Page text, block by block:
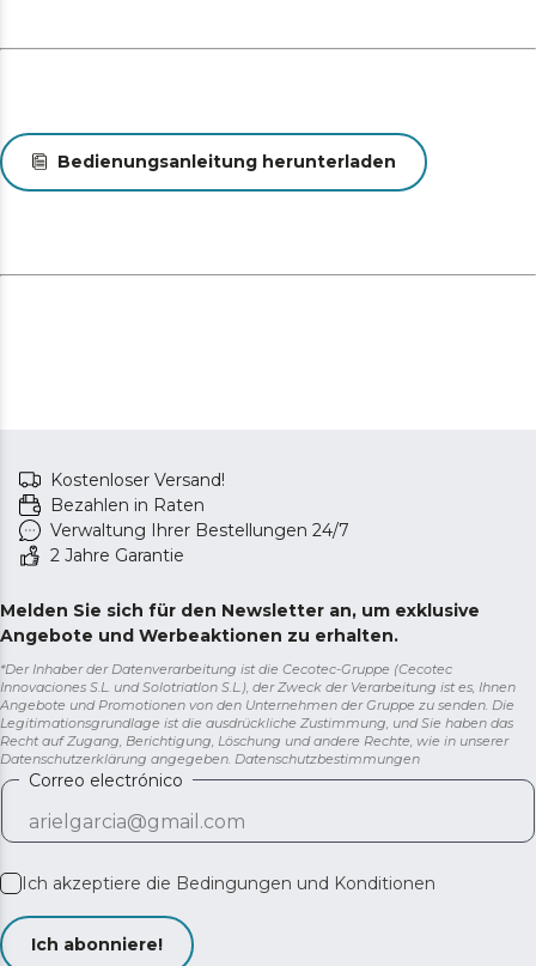
Bedienungsanleitung herunterladen
Kostenloser Versand!
Bezahlen in Raten
Verwaltung Ihrer Bestellungen 24/7
2 Jahre Garantie
Melden Sie sich für den Newsletter an, um exklusive
Angebote und Werbeaktionen zu erhalten.
*Der Inhaber der Datenverarbeitung ist die Cecotec-Gruppe (Cecotec
Innovaciones S.L. und Solotriatlon S.L.), der Zweck der Verarbeitung ist es, Ihnen
Angebote und Promotionen von den Unternehmen der Gruppe zu senden. Die
Legitimationsgrundlage ist die ausdrückliche Zustimmung, und Sie haben das
Recht auf Zugang, Berichtigung, Löschung und andere Rechte, wie in unserer
Datenschutzerklärung angegeben. Datenschutzbestimmungen
Correo electrónico
Ich akzeptiere die Bedingungen und Konditionen
Ich abonniere!